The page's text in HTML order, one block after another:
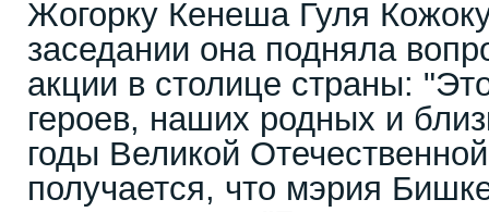
Жогорку Кенеша Гуля
заседании она подняла
акции в столице страны:
героев, наших родных и
годы Великой
получается, что мэрия